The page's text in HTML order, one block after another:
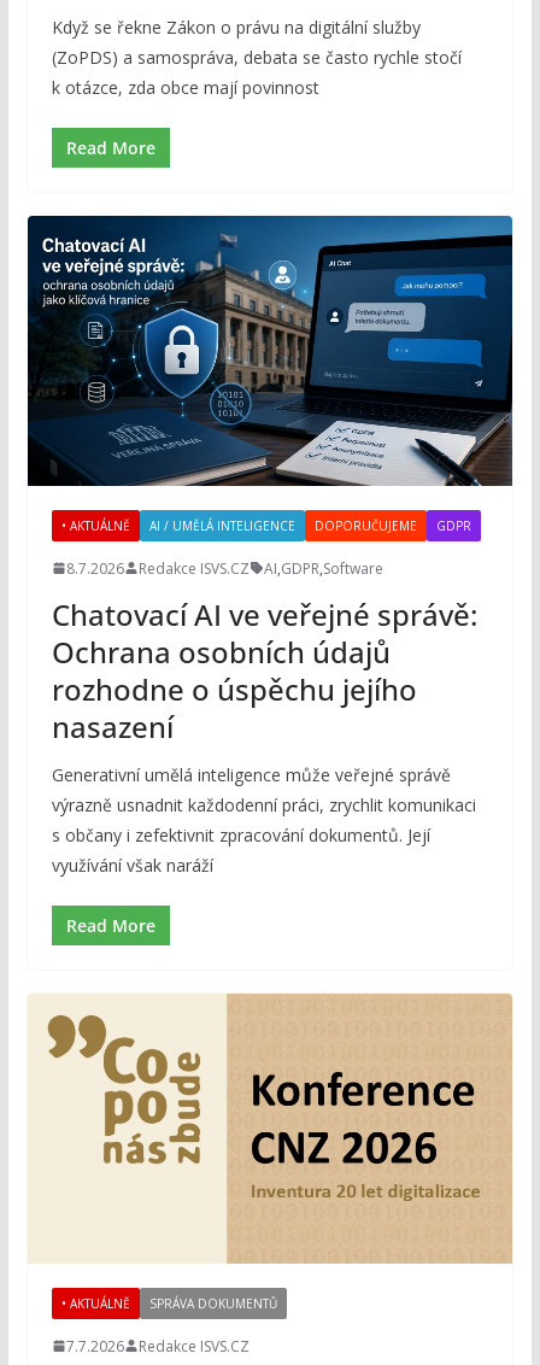
Když se řekne Zákon o právu na digitální služby
(ZoPDS) a samospráva, debata se často rychle stočí
k otázce, zda obce mají povinnost
Read More
• AKTUÁLNĚ AI / UMĚLÁ INTELIGENCE DOPORUČUJEME GDPR
8.7.2026 Redakce ISVS.CZ AI,GDPR,Software
Chatovací AI ve veřejné správě:
Ochrana osobních údajů
rozhodne o úspěchu jejího
nasazení
Generativní umělá inteligence může veřejné správě
výrazně usnadnit každodenní práci, zrychlit komunikaci
s občany i zefektivnit zpracování dokumentů. Její
využívání však naráží
Read More
• AKTUÁLNĚ SPRÁVA DOKUMENTŮ
7.7.2026
Redakce ISVS.CZ